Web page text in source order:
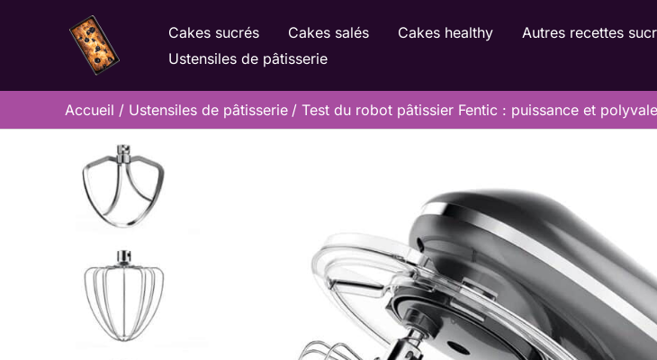
Cakes sucrés Cakes salés Cakes healthy Autres recettes
Ustensiles de pâtisserie
Accueil Ustensiles de pâtisserie Test du robot pâtissier Fentic : puissance et